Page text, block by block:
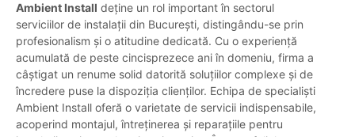
Ambient Install deține un rol important în sectorul
serviciilor de instalații din București, distingându-se prin
profesionalism și o atitudine dedicată. Cu o experiență
acumulată de peste cincisprezece ani în domeniu, firma a
câștigat un renume solid datorită soluțiilor complexe și de
încredere puse la dispoziția clienților. Echipa de specialiști
Ambient Install oferă o varietate de servicii indispensabile,
acoperind montajul, întreținerea și reparațiile pentru